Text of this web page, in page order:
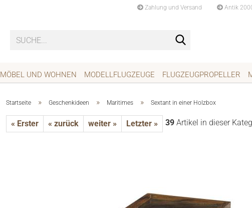
Zahlung und Versand Antik
MÖBEL UND WOHNEN MODELLFLUGZEUGE FLUGZEUGPROPELLER
Startseite » Geschenkideen » Maritimes » Sextant in einer Holzbox
« Erster « zurück weiter » Letzter » 39 Artikel in dieser